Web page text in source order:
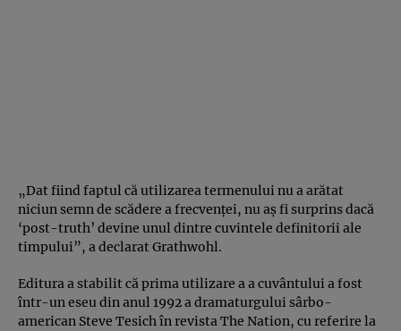
„Dat fiind faptul că utilizarea termenului nu a arătat
niciun semn de scădere a frecvenţei, nu aş fi surprins dacă
‘post-truth’ devine unul dintre cuvintele definitorii ale
timpului”, a declarat Grathwohl.
Editura a stabilit că prima utilizare a a cuvântului a fost
într-un eseu din anul 1992 a dramaturgului sârbo-
american Steve Tesich în revista The Nation, cu referire la